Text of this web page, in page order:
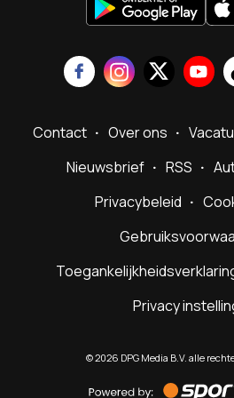
Contact Over ons
Nieuwsbrief
RSS
Privacybeleid
Privacy
©2026 DPG Media B.V. alle
by